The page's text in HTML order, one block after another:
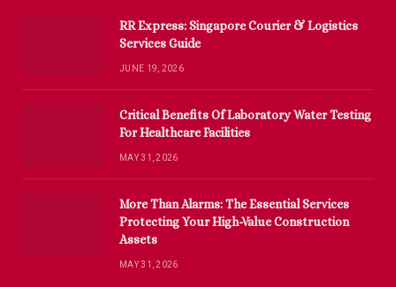
RR Express: Singapore Courier & Logistics
Services Guide
JUNE 19, 2026
Critical Benefits Of Laboratory Water Testing
For Healthcare Facilities
MAY 31, 2026
More Than Alarms: The Essential Services
Protecting Your High-Value Construction
Assets
MAY 31, 2026